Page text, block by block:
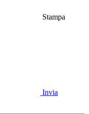
Stampa
Invia